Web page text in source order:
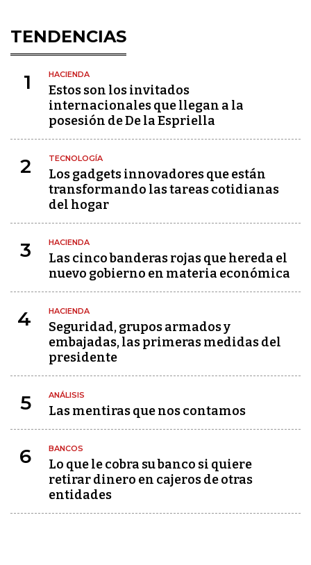
TENDENCIAS
1 HACIENDA
Estos son los invitados
internacionales que llegan a la
posesión de De la Espriella
2 TECNOLOGÍA
Los gadgets innovadores que están
transformando las tareas cotidianas
del hogar
3 HACIENDA
Las cinco banderas rojas que hereda el
nuevo gobierno en materia económica
4 HACIENDA
Seguridad, grupos armados y
embajadas, las primeras medidas del
presidente
5 ANÁLISIS
Las mentiras que nos contamos
6 BANCOS
Lo que le cobra su banco si quiere
retirar dinero en cajeros de otras
entidades